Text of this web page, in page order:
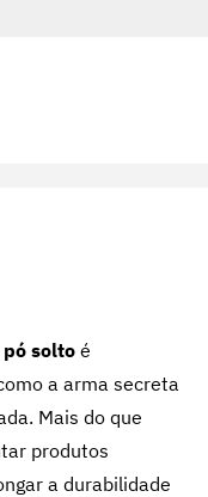
pó solto é
a arma secreta
Mais do que
produtos
a durabilidade